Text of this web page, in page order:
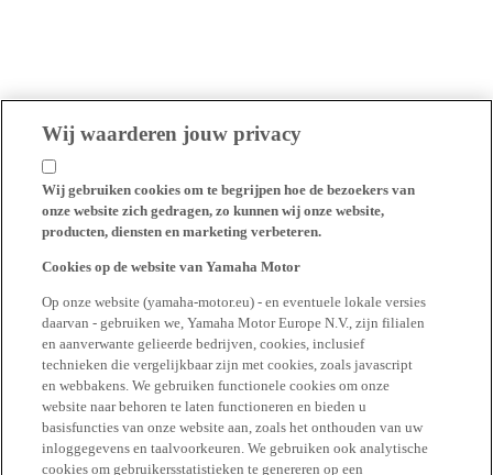
Wij waarderen jouw privacy
Wij gebruiken cookies om te begrijpen hoe de bezoekers van
onze website zich gedragen, zo kunnen wij onze website,
producten, diensten en marketing verbeteren.
Cookies op de website van Yamaha Motor
Op onze website (yamaha-motor.eu) - en eventuele lokale versies
daarvan - gebruiken we, Yamaha Motor Europe N.V., zijn filialen
en aanverwante gelieerde bedrijven, cookies, inclusief
technieken die vergelijkbaar zijn met cookies, zoals javascript
en webbakens. We gebruiken functionele cookies om onze
website naar behoren te laten functioneren en bieden u
basisfuncties van onze website aan, zoals het onthouden van uw
inloggegevens en taalvoorkeuren. We gebruiken ook analytische
cookies om gebruikersstatistieken te genereren op een